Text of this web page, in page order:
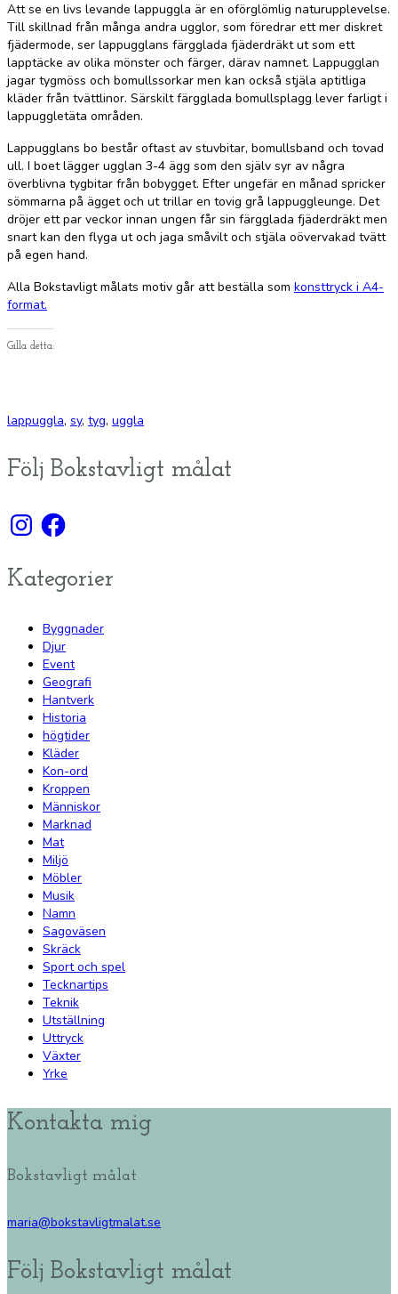
Att se en livs levande lappuggla är en oförglömlig naturupplevelse.
Till skillnad från många andra ugglor, som föredrar ett mer diskret
fjädermode, ser lappugglans färgglada fjäderdräkt ut som ett
lapptäcke av olika mönster och färger, därav namnet. Lappugglan
jagar tygmöss och bomullssorkar men kan också stjäla aptitliga
kläder från tvättlinor. Särskilt färgglada bomullsplagg lever farligt i
lappuggletäta områden.
Lappugglans bo består oftast av stuvbitar, bomullsband och tovad
ull. I boet lägger ugglan 3-4 ägg som den själv syr av några
överblivna tygbitar från bobygget. Efter ungefär en månad spricker
sömmarna på ägget och ut trillar en tovig grå lappuggleunge. Det
dröjer ett par veckor innan ungen får sin färgglada fjäderdräkt men
snart kan den flyga ut och jaga småvilt och stjäla oövervakad tvätt
på egen hand.
Alla Bokstavligt målats motiv går att beställa som konsttryck i A4-
format.
Gilla detta:
lappuggla, sy, tyg, uggla
Följ Bokstavligt målat
InstagramFacebook
Kategorier
Byggnader
Djur
Event
Geografi
Hantverk
Historia
högtider
Kläder
Kon-ord
Kroppen
Människor
Marknad
Mat
Miljö
Möbler
Musik
Namn
Sagoväsen
Skräck
Sport och spel
Tecknartips
Teknik
Utställning
Uttryck
Växter
Yrke
Kontakta mig
Bokstavligt målat
maria@bokstavligtmalat.se
Följ Bokstavligt målat